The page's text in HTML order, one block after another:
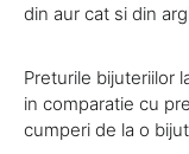
din aur cat si din
Preturile bijuteriilor
in comparatie cu
cumperi de la o